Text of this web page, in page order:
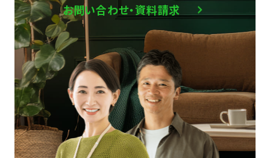
お問い合わせ・資料請求